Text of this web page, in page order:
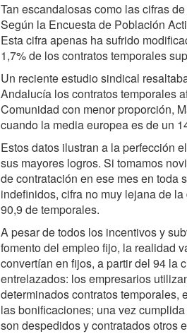
Tan escandalosas como las cifras
Según la Encuesta de Población
Esta cifra apenas ha sufrido
1,7% de los contratos temporales
Un reciente estudio sindical
Andalucía los contratos temporales
Comunidad con menor proporción,
cuando la media europea es de un
Estos datos ilustran a la perfección
sus mayores logros. Si tomamos
de contratación en ese mes en toda
indefinidos, cifra no muy lejana de
90,9 de temporales.
A pesar de todos los incentivos y
fomento del empleo fijo, la realidad
convertían en fijos, a partir del 94 la
entrelazados: los empresarios
determinados contratos
las bonificaciones; una vez
son despedidos y contratados otros